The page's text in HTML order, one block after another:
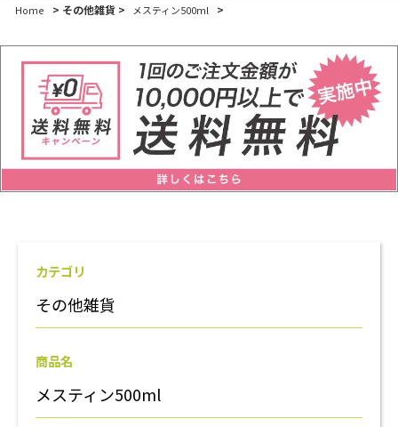
Home > その他雑貨 > メスティン500ml >
カテゴリ
その他雑貨
商品名
メスティン500ml